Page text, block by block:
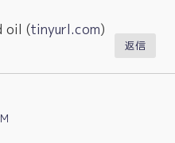
oil (tinyurl.com)
返信